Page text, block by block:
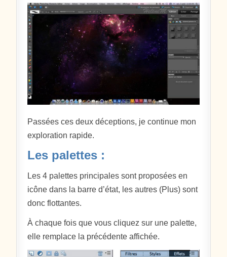
Passées ces deux déceptions, je continue mon
exploration rapide.
Les palettes :
Les 4 palettes principales sont proposées en
icône dans la barre d’état, les autres (Plus) sont
donc flottantes.
À chaque fois que vous cliquez sur une palette,
elle remplace la précédente affichée.